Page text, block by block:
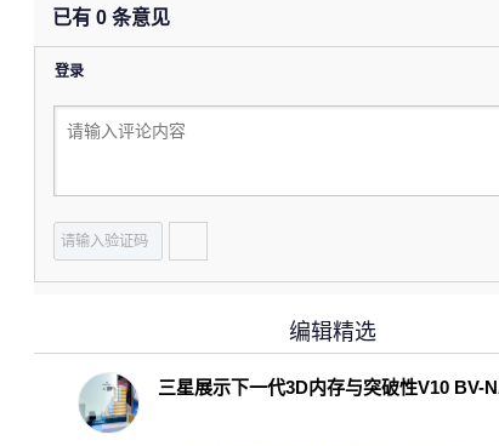
已有 0 条意见
登录
编辑精选
三星展示下一代3D内存与突破性V10 BV-